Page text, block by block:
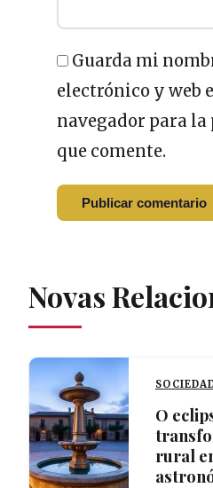
Guarda mi
electrónico y web
navegador para
que comente.
Novas
O
rural